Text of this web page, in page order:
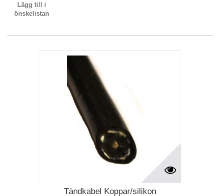
Lägg till i
önskelistan
Tändkabel Koppar/silikon